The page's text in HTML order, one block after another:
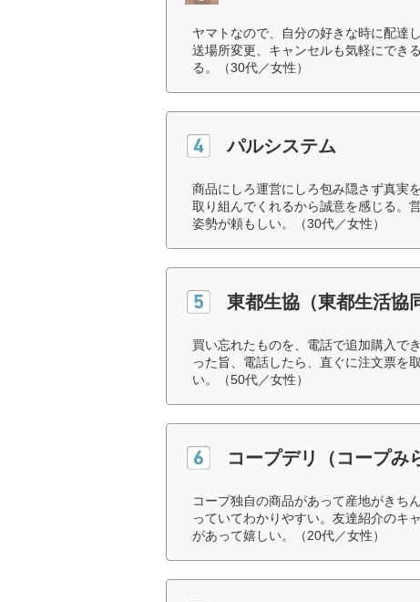
ヤマトなので、自分の好きな時に配達
送場所変更、キャンセルも気軽にでき
る。（30代／女性）
パルシステム
商品にしろ運営にしろ包み隠さず真実
取り組んでくれるから誠意を感じる。
姿勢が頼もしい。（30代／女性）
東都生協（東都生活協
買い忘れたものを、電話で追加購入で
った旨、電話したら、直ぐに注文票を
い。（50代／女性）
コープデリ（コープみ
コープ独自の商品があって産地がきち
っていてわかりやすい。友達紹介のキ
があって嬉しい。（20代／女性）